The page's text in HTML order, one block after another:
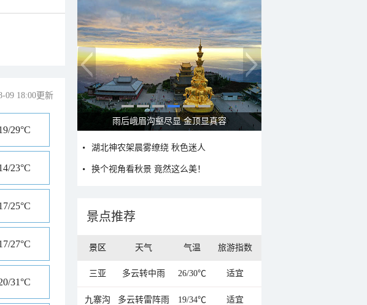
09 18:00更新
29°C
23°C
25°C
27°C
31°C
秋意浓 蓝天映衬下的哈尔滨伏尔加庄园
湖北神农架晨雾缭绕 秋色迷人
换个视角看秋景 竟然这么美！
景点推荐
景区 天气 气温 旅游指数
三亚 多云转中雨 26/30℃ 适宜
九寨沟 多云转雷阵雨 19/34℃ 适宜